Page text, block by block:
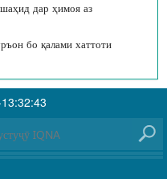
дар ҳимоя аз
бо қалами хаттоти